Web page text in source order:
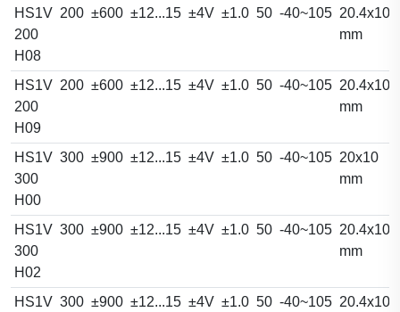
HS1V
200
H08
200 ±600 ±12...15 ±4V ±1.0 50 -40~105
mm
HS1V
200
H09
200 ±600 ±12...15 ±4V ±1.0 50 -40~105
mm
HS1V
300
H00
300 ±900 ±12...15 ±4V ±1.0 50 -40~105 20x10
mm
HS1V
300
H02
300 ±900 ±12...15 ±4V ±1.0 50 -40~105
mm
HS1V 300 ±900 ±12...15 ±4V ±1.0 50 -40~105